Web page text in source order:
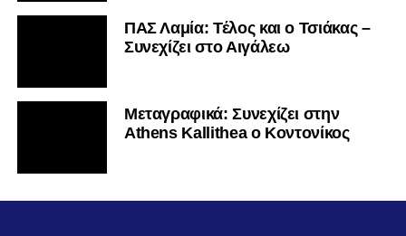
ΠΑΣ Λαμία: Τέλος και ο Τσιάκας –
Συνεχίζει στο Αιγάλεω
Mεταγραφικά: Συνεχίζει στην
Athens Kallithea ο Κοντονίκος